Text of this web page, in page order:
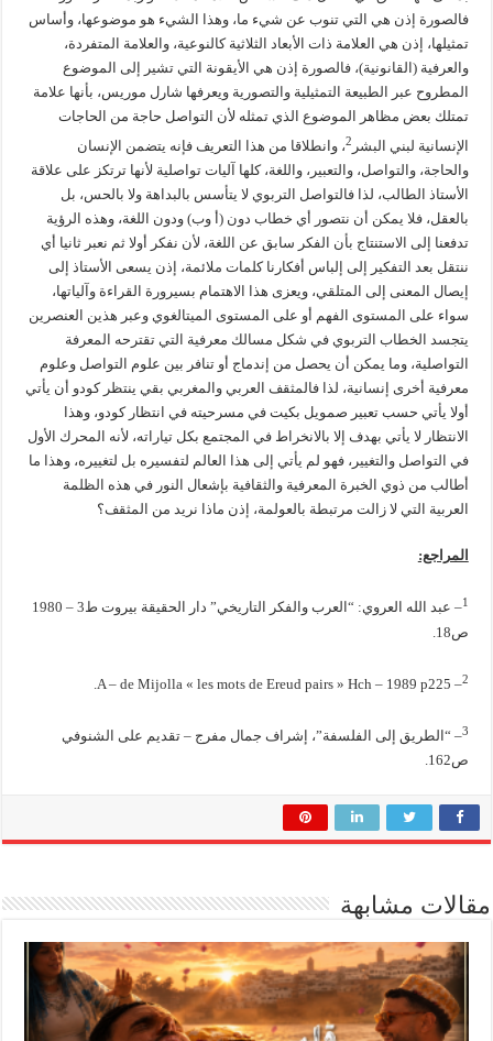
فالصورة إذن هي التي تنوب عن شيء ما، وهذا الشيء هو موضوعها، وأساس
تمثيلها، إذن هي العلامة ذات الأبعاد الثلاثية كالنوعية، والعلامة المتفردة،
والعرفية (القانونية)، فالصورة إذن هي الأيقونة التي تشير إلى الموضوع
المطروح عبر الطبيعة التمثيلية والتصورية ويعرفها شارل موريس، بأنها علامة
تمتلك بعض مظاهر الموضوع الذي تمثله لأن التواصل حاجة من الحاجات
الإنسانية لبني البشر 2، وانطلاقا من هذا التعريف فإنه يتضمن الإنسان
والحاجة، والتواصل، والتعبير، واللغة، كلها آليات تواصلية لأنها ترتكز على علاقة
الأستاذ الطالب، لذا فالتواصل التربوي لا يتأسس بالبداهة ولا بالحس، بل
بالعقل، فلا يمكن أن نتصور أي خطاب دون (أ وب) ودون اللغة، وهذه الرؤية
تدفعنا إلى الاستنتاج بأن الفكر سابق عن اللغة، لأن نفكر أولا ثم نعبر ثانيا أي
ننتقل بعد التفكير إلى إلباس أفكارنا كلمات ملائمة، إذن يسعى الأستاذ إلى
إيصال المعنى إلى المتلقي، ويعزى هذا الاهتمام بسيرورة القراءة وآلياتها،
سواء على المستوى الفهم أو على المستوى الميتالغوي وعبر هذين العنصرين
يتجسد الخطاب التربوي في شكل مسالك معرفية التي تقترحه المعرفة
التواصلية، وما يمكن أن يحصل من إندماج أو تنافر بين علوم التواصل وعلوم
معرفية أخرى إنسانية، لذا فالمثقف العربي والمغربي بقي ينتظر كودو أن يأتي
أولا يأتي حسب تعبير صمويل بكيت في مسرحيته في انتظار كودو، وهذا
الانتظار لا يأتي بهدف إلا بالانخراط في المجتمع بكل تياراته، لأنه المحرك الأول
في التواصل والتغيير، فهو لم يأتي إلى هذا العالم لتفسيره بل لتغييره، وهذا ما
أطالب من ذوي الخبرة المعرفية والثقافية بإشعال النور في هذه الظلمة
العربية التي لا زالت مرتبطة بالعولمة، إذن ماذا نريد من المثقف؟
المراجع:
1
– عبد الله العروي: “العرب والفكر التاريخي” دار الحقيقة بيروت ط3 – 1980
ص18.
2
– A – de Mijolla « les mots de Ereud pairs » Hch – 1989 p225.
3– “الطريق إلى الفلسفة”، إشراف جمال مفرج – تقديم على الشنوفي
ص162.
مقالات مشابهة